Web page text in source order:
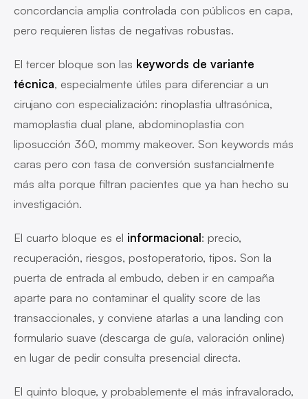
concordancia amplia controlada con públicos en capa,
pero requieren listas de negativas robustas.
El tercer bloque son las keywords de variante
técnica, especialmente útiles para diferenciar a un
cirujano con especialización: rinoplastia ultrasónica,
mamoplastia dual plane, abdominoplastia con
liposucción 360, mommy makeover. Son keywords más
caras pero con tasa de conversión sustancialmente
más alta porque filtran pacientes que ya han hecho su
investigación.
El cuarto bloque es el informacional: precio,
recuperación, riesgos, postoperatorio, tipos. Son la
puerta de entrada al embudo, deben ir en campaña
aparte para no contaminar el quality score de las
transaccionales, y conviene atarlas a una landing con
formulario suave (descarga de guía, valoración online)
en lugar de pedir consulta presencial directa.
El quinto bloque, y probablemente el más infravalorado,